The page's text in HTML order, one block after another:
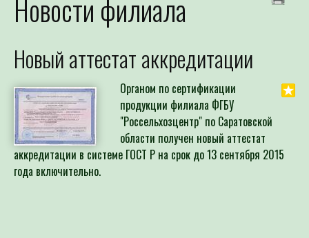
Новости филиала
Новый аттестат аккредитации
Органом по сертификации
продукции филиала ФГБУ
"Россельхозцентр" по Саратовской
области получен новый аттестат
аккредитации в системе ГОСТ Р на срок до 13 сентября 2015
года включительно.